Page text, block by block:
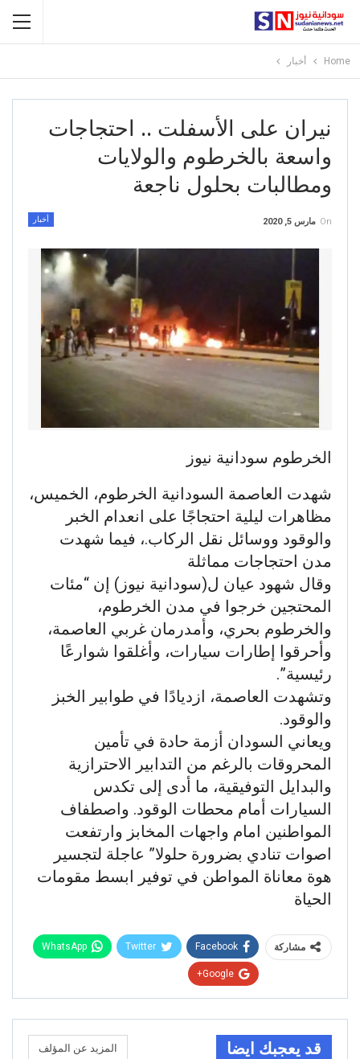
Home أخبار
نيران على الأسفلت .. احتجاجات
واسعة بالخرطوم والولايات
ومطالبات بحلول ناجعة
أخبار On مارس 5, 2020
الخرطوم سودانية نيوز
شهدت العاصمة السودانية الخرطوم، الخميس،
مظاهرات ليلية احتجاجًا على انعدام الخبر
والوقود ووسائل نقل الركاب.، فيما شهدت
مدن احتجاجات مماثلة
وقال شهود عيان ل(سودانية نيوز) إن “مئات
المحتجين خرجوا في مدن الخرطوم،
والخرطوم بحري، وأمدرمان غربي العاصمة،
وأحرقوا إطارات سيارات، وأغلقوا شوارعًا
رئيسية”.
وتشهدت العاصمة، ازديادًا في طوابير الخبز
والوقود.
ويعاني السودان أزمة حادة في تأمين
المحروقات بالرغم من التدابير الاحترازية
والبدايل التوفيقية، ما أدى إلى تكدس
السيارات أمام محطات الوقود. واصطفاف
المواطنين امام واجهات المخابز وارتفعت
اصوات تنادي بضرورة حلولا” عاجلة لتجسير
هوة معاناة المواطن في توفير ابسط مقومات
الحياة
مشاركة Facebook
Twitter
WhatsApp
Google+
قد يعجبك ايضا المزيد عن المؤلف